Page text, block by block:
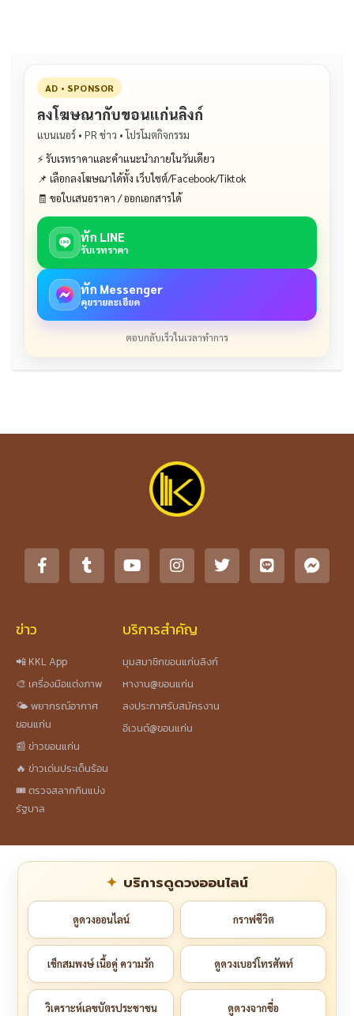
AD • SPONSOR
ลงโฆษณากับขอนแก่นลิงก์
แบนเนอร์ • PR ข่าว • โปรโมตกิจกรรม
⚡ รับเรทราคาและคำแนะนำภายในวันเดียว
📌 เลือกลงโฆษณาได้ทั้ง เว็บไซต์/Facebook/Tiktok
🧾 ขอใบเสนอราคา / ออกเอกสารได้
ทัก LINE
รับเรทราคา
ทัก Messenger
คุยรายละเอียด
ตอบกลับเร็วในเวลาทำการ
ข่าว
📲 KKL App
🎨 เครื่องมือแต่งภาพ
🌤️ พยากรณ์อากาศ
ขอนแก่น
📰 ข่าวขอนแก่น
🔥 ข่าวเด่นประเด็นร้อน
🎟️ ตรวจสลากกินแบ่ง
รัฐบาล
บริการสำคัญ
มุมสมาชิกขอนแก่นลิงก์
หางาน@ขอนแก่น
ลงประกาศรับสมัครงาน
อีเวนต์@ขอนแก่น
บริการดูดวงออนไลน์
ดูดวงออนไลน์ กราฟชีวิต
เช็กสมพงษ์ เนื้อคู่ ความรัก ดูดวงเบอร์โทรศัพท์
วิเคราะห์เลขบัตรประชาชน ดูดวงจากชื่อ